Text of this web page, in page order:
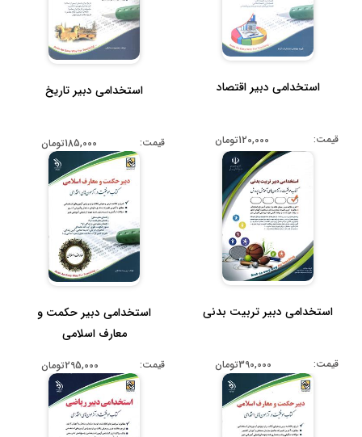
استخدامی دبیر اقتصاد
قیمت: 120,000تومان
استخدامی دبیر تاریخ
قیمت: 185,000تومان
استخدامی دبیر تربیت بدنی
قیمت: 390,000تومان
استخدامی دبیر حکمت و
معارف اسلامی
قیمت: 295,000تومان